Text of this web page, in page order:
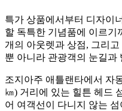
특가 상품에서부터 디자이
할 독특한 기념품에 이르기
개의 아웃렛과 상점, 그리
뿐 아니라 관광객의 눈길과
조지아주 애틀랜타에서 자
㎞) 거리에 있는 힐튼 헤드
어 여객선이 다니지 않는